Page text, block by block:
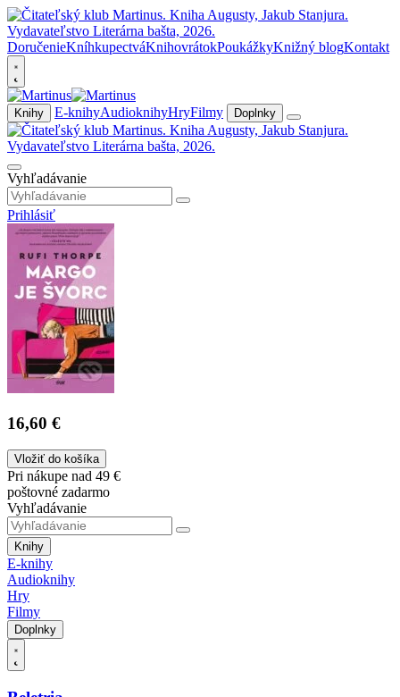
DoručenieKníhkupectváKnihovrátokPoukážkyKnižný blogKontakt
Knihy E-knihyAudioknihyHryFilmy Doplnky
Vyhľadávanie
Prihlásiť
16,60 €
Vložiť do košíka
Pri nákupe nad 49 €
poštovné zadarmo
Vyhľadávanie
Knihy
E-knihy
Audioknihy
Hry
Filmy
Doplnky